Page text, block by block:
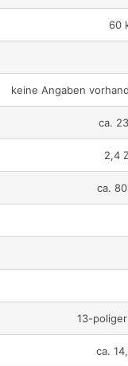
60
keine Angaben
ca.
2,4
ca.
13-
ca.